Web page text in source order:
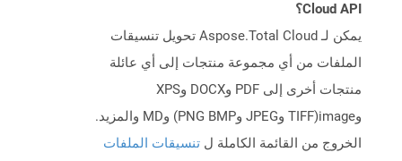
Cloud API؟
يمكن لـ Aspose.Total Cloud تحويل تنسيقات
الملفات من أي مجموعة منتجات إلى أي عائلة
منتجات أخرى إلى PDF وDOCX وXPS
وimage(TIFF وJPEG وPNG BMP) وMD والمزيد.
الخروج من القائمة الكاملة ل تنسيقات الملفات